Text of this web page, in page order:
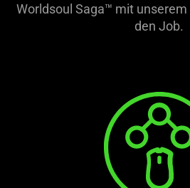
Worldsoul Saga™ mit
den Job.